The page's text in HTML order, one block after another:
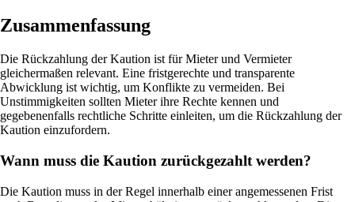
Zusammenfassung
Die Rückzahlung der Kaution ist für Mieter und Vermieter
gleichermaßen relevant. Eine fristgerechte und transparente
Abwicklung ist wichtig, um Konflikte zu vermeiden. Bei
Unstimmigkeiten sollten Mieter ihre Rechte kennen und
gegebenenfalls rechtliche Schritte einleiten, um die Rückzahlung der
Kaution einzufordern.
Wann muss die Kaution zurückgezahlt werden?
Die Kaution muss in der Regel innerhalb einer angemessenen Frist